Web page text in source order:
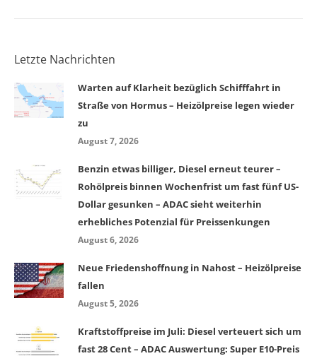
Letzte Nachrichten
Warten auf Klarheit bezüglich Schifffahrt in
Straße von Hormus – Heizölpreise legen wieder
zu
August 7, 2026
Benzin etwas billiger, Diesel erneut teurer –
Rohölpreis binnen Wochenfrist um fast fünf US-
Dollar gesunken – ADAC sieht weiterhin
erhebliches Potenzial für Preissenkungen
August 6, 2026
Neue Friedenshoffnung in Nahost – Heizölpreise
fallen
August 5, 2026
Kraftstoffpreise im Juli: Diesel verteuert sich um
fast 28 Cent – ADAC Auswertung: Super E10-Preis